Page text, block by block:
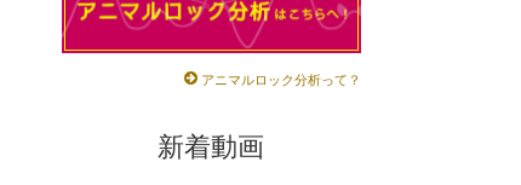
アニマルロック分析って？
新着動画